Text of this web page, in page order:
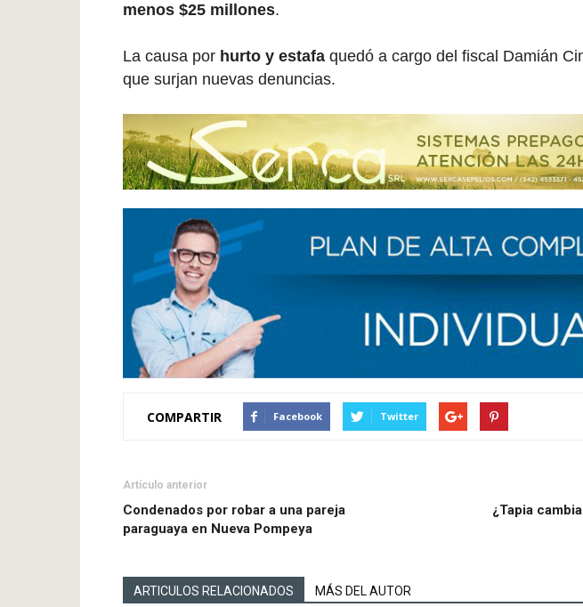
menos $25 millones.
La causa por hurto y estafa quedó a cargo del fiscal Damián
que surjan nuevas denuncias.
COMPARTIR Facebook Twitter
Artículo anterior
Condenados por robar a una pareja
paraguaya en Nueva Pompeya
¿Tapia
ARTICULOS RELACIONADOS MÁS DEL AUTOR